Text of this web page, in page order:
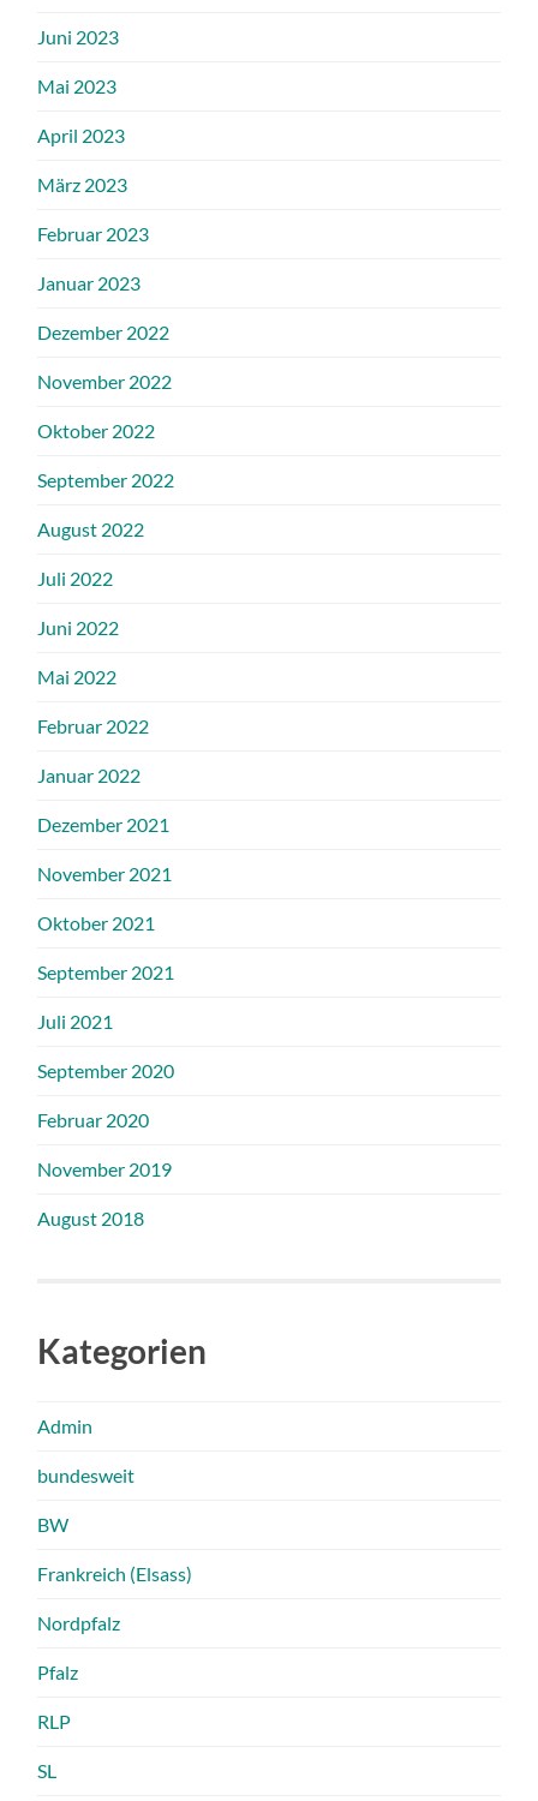
Juni 2023
Mai 2023
April 2023
März 2023
Februar 2023
Januar 2023
Dezember 2022
November 2022
Oktober 2022
September 2022
August 2022
Juli 2022
Juni 2022
Mai 2022
Februar 2022
Januar 2022
Dezember 2021
November 2021
Oktober 2021
September 2021
Juli 2021
September 2020
Februar 2020
November 2019
August 2018
Kategorien
Admin
bundesweit
BW
Frankreich (Elsass)
Nordpfalz
Pfalz
RLP
SL